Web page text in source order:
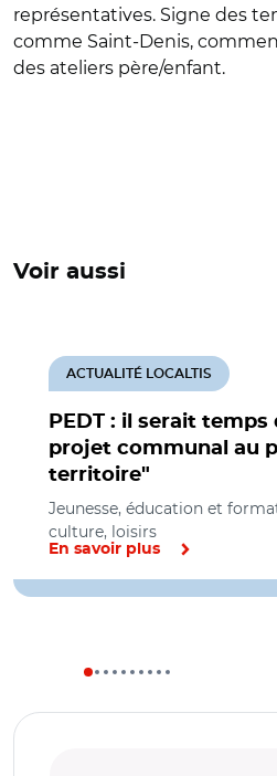
représentatives. Signe des
comme Saint-Denis,
des ateliers père/enfant.
Voir aussi
PEDT : il serait temps
projet communal au
territoire"
ACTUALITÉ LOCALTIS
Jeunesse, éducation et
culture, loisirs
En savoir plus